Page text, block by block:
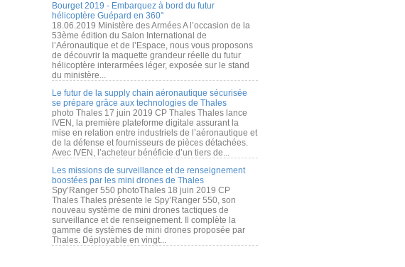
Bourget 2019 - Embarquez à bord du futur
hélicoptère Guépard en 360°
18.06.2019 Ministère des Armées A l’occasion de la
53ème édition du Salon International de
l’Aéronautique et de l’Espace, nous vous proposons
de découvrir la maquette grandeur réelle du futur
hélicoptère interarmées léger, exposée sur le stand
du ministère...
Le futur de la supply chain aéronautique sécurisée
se prépare grâce aux technologies de Thales
photo Thales 17 juin 2019 CP Thales Thales lance
IVEN, la première plateforme digitale assurant la
mise en relation entre industriels de l’aéronautique et
de la défense et fournisseurs de pièces détachées.
Avec IVEN, l’acheteur bénéficie d’un tiers de...
Les missions de surveillance et de renseignement
boostées par les mini drones de Thales
Spy’Ranger 550 photoThales 18 juin 2019 CP
Thales Thales présente le Spy’Ranger 550, son
nouveau système de mini drones tactiques de
surveillance et de renseignement. Il complète la
gamme de systèmes de mini drones proposée par
Thales. Déployable en vingt...